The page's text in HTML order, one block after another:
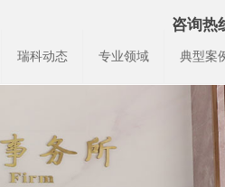
瑞科动态 专业领域 典型案
咨询热